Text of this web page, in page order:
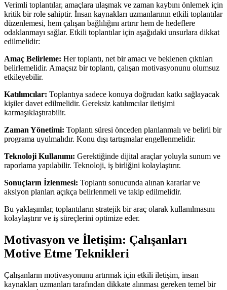
Verimli toplantılar, amaçlara ulaşmak ve zaman kaybını önlemek için
kritik bir role sahiptir. İnsan kaynakları uzmanlarının etkili toplantılar
düzenlemesi, hem çalışan bağlılığını artırır hem de hedeflere
odaklanmayı sağlar. Etkili toplantılar için aşağıdaki unsurlara dikkat
edilmelidir:
Amaç Belirleme: Her toplantı, net bir amacı ve beklenen çıktıları
belirlemelidir. Amaçsız bir toplantı, çalışan motivasyonunu olumsuz
etkileyebilir.
Katılımcılar: Toplantıya sadece konuya doğrudan katkı sağlayacak
kişiler davet edilmelidir. Gereksiz katılımcılar iletişimi
karmaşıklaştırabilir.
Zaman Yönetimi: Toplantı süresi önceden planlanmalı ve belirli bir
programa uyulmalıdır. Konu dışı tartışmalar engellenmelidir.
Teknoloji Kullanımı: Gerektiğinde dijital araçlar yoluyla sunum ve
raporlama yapılabilir. Teknoloji, iş birliğini kolaylaştırır.
Sonuçların İzlenmesi: Toplantı sonucunda alınan kararlar ve
aksiyon planları açıkça belirlenmeli ve takip edilmelidir.
Bu yaklaşımlar, toplantıların stratejik bir araç olarak kullanılmasını
kolaylaştırır ve iş süreçlerini optimize eder.
Motivasyon ve İletişim: Çalışanları
Motive Etme Teknikleri
Çalışanların motivasyonunu artırmak için etkili iletişim, insan
kaynakları uzmanları tarafından dikkate alınması gereken temel bir